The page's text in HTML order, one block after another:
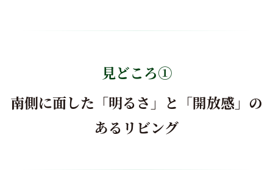
見どころ①
南側に面した「明るさ」と「開放感」の
あるリビング